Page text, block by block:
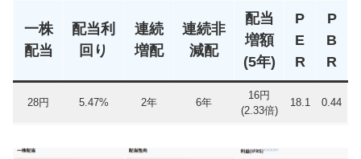
一株
配当
配当利
回り
連続
増配
連続非
減配
配当
増額
(5年)
P
E
R
P
B
R
28円 5.47% 2年 6年
16円
(2.33倍)
18.1 0.44